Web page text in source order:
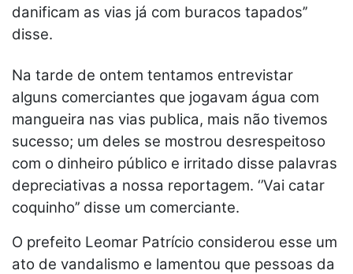
danificam as vias já com buracos tapados’’
disse.
Na tarde de ontem tentamos entrevistar
alguns comerciantes que jogavam água com
mangueira nas vias publica, mais não tivemos
sucesso; um deles se mostrou desrespeitoso
com o dinheiro público e irritado disse palavras
depreciativas a nossa reportagem. ‘’Vai catar
coquinho’’ disse um comerciante.
O prefeito Leomar Patrício considerou esse um
ato de vandalismo e lamentou que pessoas da